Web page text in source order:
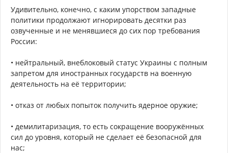
Удивительно, конечно, с каким упорством западные
политики продолжают игнорировать десятки раз
озвученные и не менявшиеся до сих пор требования
России:
• нейтральный, внеблоковый статус Украины с полным
запретом для иностранных государств на военную
деятельность на её территории;
• отказ от любых попыток получить ядерное оружие;
• демилитаризация, то есть сокращение вооружённых
сил до уровня, который не сделает её безопасной для
нас;